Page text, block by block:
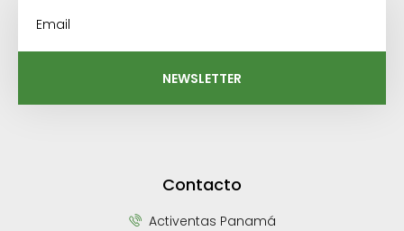
NEWSLETTER
Contacto
Activentas Panamá